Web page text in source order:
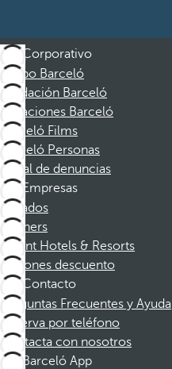
Corporativo
Grupo Barceló
Fundación Barceló
Vacaciones Barceló
Barceló Films
Barceló Personas
Canal de denuncias
Empresas
Afiliados
Partners
Dorint Hotels & Resorts
Cupones descuento
Contacto
Preguntas Frecuentes y Ayuda
Reserva por teléfono
Contacta con nosotros
Barceló App